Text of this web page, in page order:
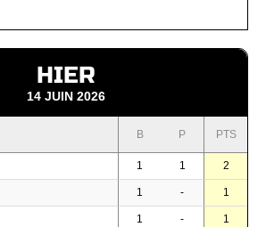
HIER
14 JUIN 2026
B P PTS
1 1 2
1 - 1
1 - 1